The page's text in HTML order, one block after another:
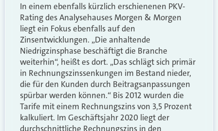
In einem ebenfalls kürzlich erschienenen PKV-
Rating des Analysehauses Morgen & Morgen
liegt ein Fokus ebenfalls auf den
Zinsentwicklungen. „Die anhaltende
Niedrigzinsphase beschäftigt die Branche
weiterhin“, heißt es dort. „Das schlägt sich primär
in Rechnungszinssenkungen im Bestand nieder,
die für den Kunden durch Beitragsanpassungen
spürbar werden können.“ Bis 2012 wurden die
Tarife mit einem Rechnungszins von 3,5 Prozent
kalkuliert. Im Geschäftsjahr 2020 liegt der
durchschnittliche Rechnungszins in den